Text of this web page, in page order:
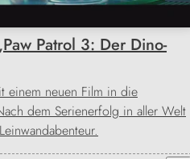
Patrol 3: Der Dino-
einem neuen Film in die
dem Serienerfolg in aller Welt